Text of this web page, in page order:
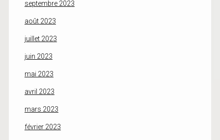
septembre 2023
août 2023
juillet 2023
juin 2023
mai 2023
avril 2023
mars 2023
février 2023